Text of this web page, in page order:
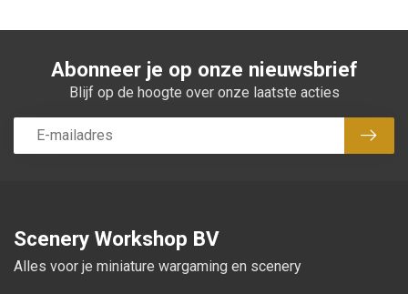
Abonneer je op onze nieuwsbrief
Blijf op de hoogte over onze laatste acties
Scenery Workshop BV
Alles voor je miniature wargaming en scenery